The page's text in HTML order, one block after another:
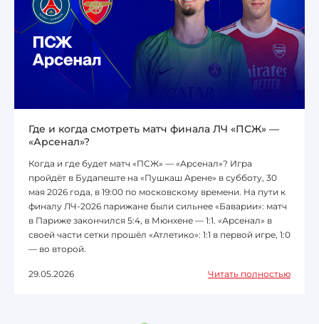
Где и когда смотреть матч финала ЛЧ «ПСЖ» —
«Арсенал»?
Когда и где будет матч «ПСЖ» — «Арсенал»? Игра
пройдёт в Будапеште на «Пушкаш Арене» в субботу, 30
мая 2026 года, в 19:00 по московскому времени. На пути к
финалу ЛЧ-2026 парижане были сильнее «Баварии»: матч
в Париже закончился 5:4, в Мюнхене — 1:1. «Арсенал» в
своей части сетки прошёл «Атлетико»: 1:1 в первой игре, 1:0
— во второй.
29.05.2026 Читать полностью